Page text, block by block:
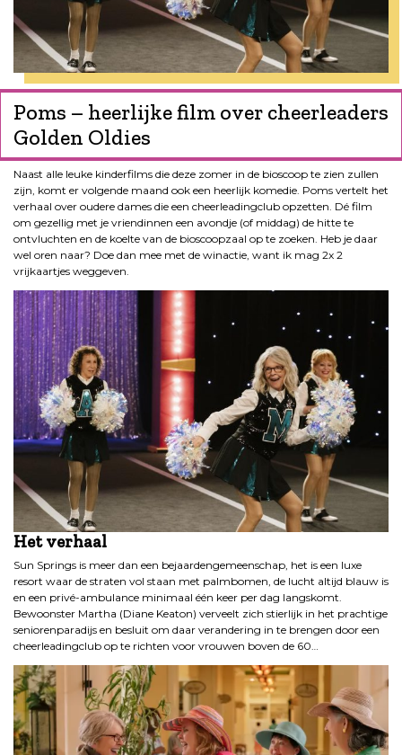
Poms – heerlijke film over cheerleaders
Golden Oldies
Naast alle leuke kinderfilms die deze zomer in de bioscoop te zien zullen
zijn, komt er volgende maand ook een heerlijk komedie. Poms vertelt het
verhaal over oudere dames die een cheerleadingclub opzetten. Dé film
om gezellig met je vriendinnen een avondje (of middag) de hitte te
ontvluchten en de koelte van de bioscoopzaal op te zoeken. Heb je daar
wel oren naar? Doe dan mee met de winactie, want ik mag 2x 2
vrijkaartjes weggeven.
Het verhaal
Sun Springs is meer dan een bejaardengemeenschap, het is een luxe
resort waar de straten vol staan met palmbomen, de lucht altijd blauw is
en een privé-ambulance minimaal één keer per dag langskomt.
Bewoonster Martha (Diane Keaton) verveelt zich stierlijk in het prachtige
seniorenparadijs en besluit om daar verandering in te brengen door een
cheerleadingclub op te richten voor vrouwen boven de 60…